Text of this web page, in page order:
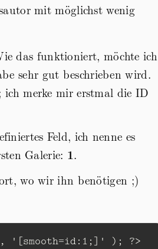
mit möglichst wenig
das funktioniert, möchte ich
sehr gut beschrieben wird.
merke mir erstmal die ID
Feld, ich nenne es
Galerie: 1.
wo wir ihn benötigen ;)
, '[smooth=id:1;]' ); ?>